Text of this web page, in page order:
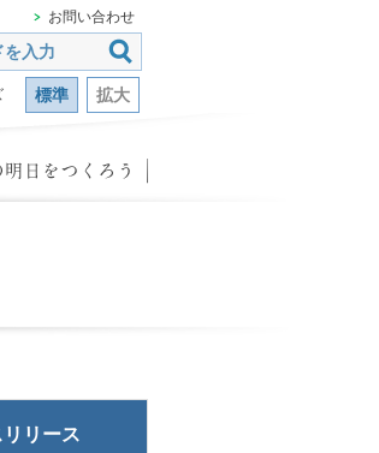
標準 拡大
お問い合わせ
リース